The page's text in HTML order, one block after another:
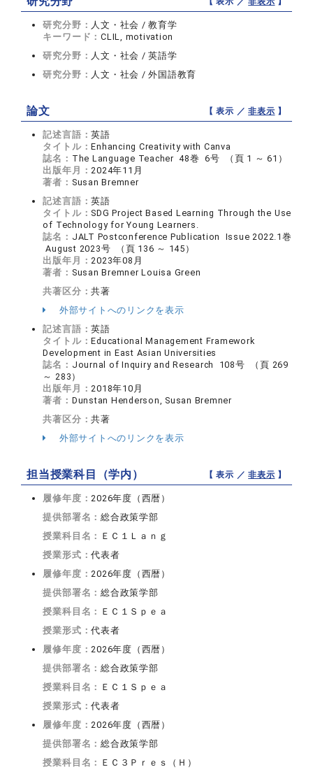
研究分野： 人文・社会 / 教育学
キーワード：CLIL, motivation
研究分野： 人文・社会 / 英語学
研究分野： 人文・社会 / 外国語教育
論文 【 表示 ／非表示 】
記述言語：英語
タイトル：Enhancing Creativity with Canva
誌名： The Language Teacher 48巻 6号 （頁 1 ～ 61）
出版年月：2024年11月
著者： Susan Bremner
記述言語：英語
タイトル： SDG Project Based Learning Through the Use
of Technology for Young Learners.
誌名： JALT Postconference Publication Issue 2022.1巻
August 2023号 （頁 136 ～ 145）
出版年月：2023年08月
著者： Susan Bremner Louisa Green
共著区分：共著
外部サイトへのリンクを表示
記述言語：英語
タイトル：Educational Management Framework
Development in East Asian Universities
誌名： Journal of Inquiry and Research 108号 （頁 269
～ 283）
出版年月：2018年10月
著者： Dunstan Henderson, Susan Bremner
共著区分：共著
外部サイトへのリンクを表示
担当授業科目（学内） 【 表示 ／非表示 】
履修年度：2026年度（西暦）
提供部署名：総合政策学部
授業科目名： ＥＣ１Ｌａｎｇ
授業形式：代表者
履修年度：2026年度（西暦）
提供部署名：総合政策学部
授業科目名： ＥＣ１Ｓｐｅａ
授業形式：代表者
履修年度：2026年度（西暦）
提供部署名：総合政策学部
授業科目名： ＥＣ１Ｓｐｅａ
授業形式：代表者
履修年度：2026年度（西暦）
提供部署名：総合政策学部
授業科目名： ＥＣ３Ｐｒｅｓ（Ｈ）